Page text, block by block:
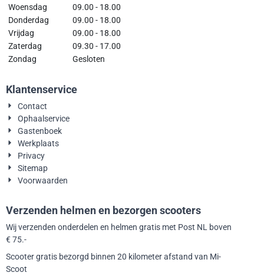
Woensdag
09.00 - 18.00
Donderdag
09.00 - 18.00
Vrijdag
09.00 - 18.00
Zaterdag
09.30 - 17.00
Zondag
Gesloten
Klantenservice
Contact
Ophaalservice
Gastenboek
Werkplaats
Privacy
Sitemap
Voorwaarden
Verzenden helmen en bezorgen scooters
Wij verzenden onderdelen en helmen gratis met Post NL boven
€ 75.-
Scooter gratis bezorgd binnen 20 kilometer afstand van Mi-
Scoot